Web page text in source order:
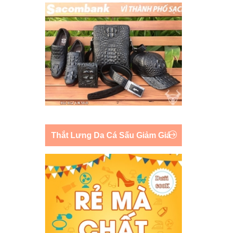
Thắt Lưng Da Cá Sấu Giảm Giá